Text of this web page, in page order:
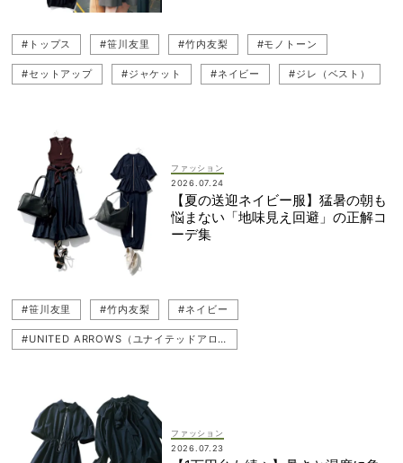
#トップス #笹川友里 #竹内友梨 #モノトーン
#セットアップ #ジャケット #ネイビー #ジレ（ベスト）
ファッション
2026.07.24
【夏の送迎ネイビー服】猛暑の朝も
悩まない「地味見え回避」の正解コ
ーデ集
#笹川友里 #竹内友梨 #ネイビー
#UNITED ARROWS（ユナイテッドアローズ）
#コンサバコーデ #N.O.R.C（ノーク）
ファッション
2026.07.23